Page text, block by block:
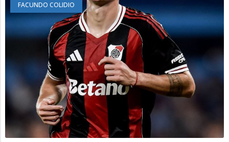
FACUNDO COLIDIO